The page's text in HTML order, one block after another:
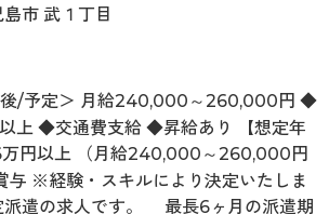
市 武１丁目
後/予定＞ 月給240,000～260,000円 ◆
上 ◆交通費支給 ◆昇給あり 【想定年
円以上 （月給240,000～260,000円
与 ※経験・スキルにより決定いたしま
遣の求人です。 最長6ヶ月の派遣期